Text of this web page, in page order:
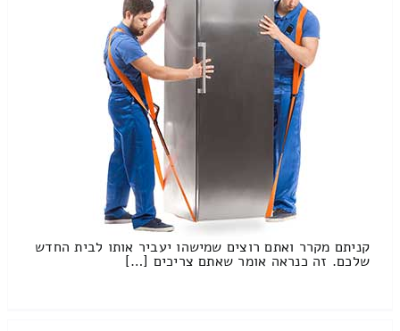
קניתם מקרר ואתם רוצים שמישהו יעביר אותו לבית החדש
שלכם. זה כנראה אומר שאתם צריכים […]